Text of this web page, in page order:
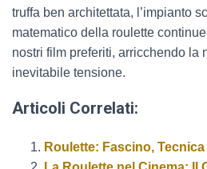
truffa ben architettata, l’impianto
matematico della roulette
nostri film preferiti, arricchendo la
inevitabile tensione.
Articoli Correlati:
Roulette: Fascino,